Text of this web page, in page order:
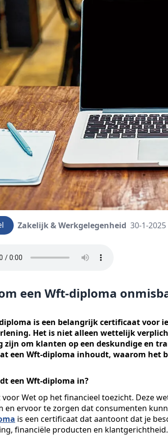
Zakelijk & Werkgelegenheid 30-1-
een Wft-diploma
is een belangrijk certificaat voor
Het is niet alleen wettelijk
zijn om klanten op een deskundige en
een Wft-diploma inhoudt, waarom het
een Wft-diploma in?
Wet op het financieel toezicht. Deze
en ervoor te zorgen dat consumenten
is een certificaat dat aantoont dat je
financiële producten en klantgerichtheid.